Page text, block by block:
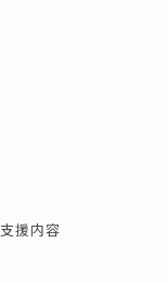
支援内容